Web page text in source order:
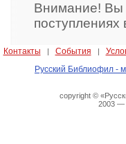
Внимание! Вы
Контакты | События |
Русский Библиофил -
copyright ©
2003 —